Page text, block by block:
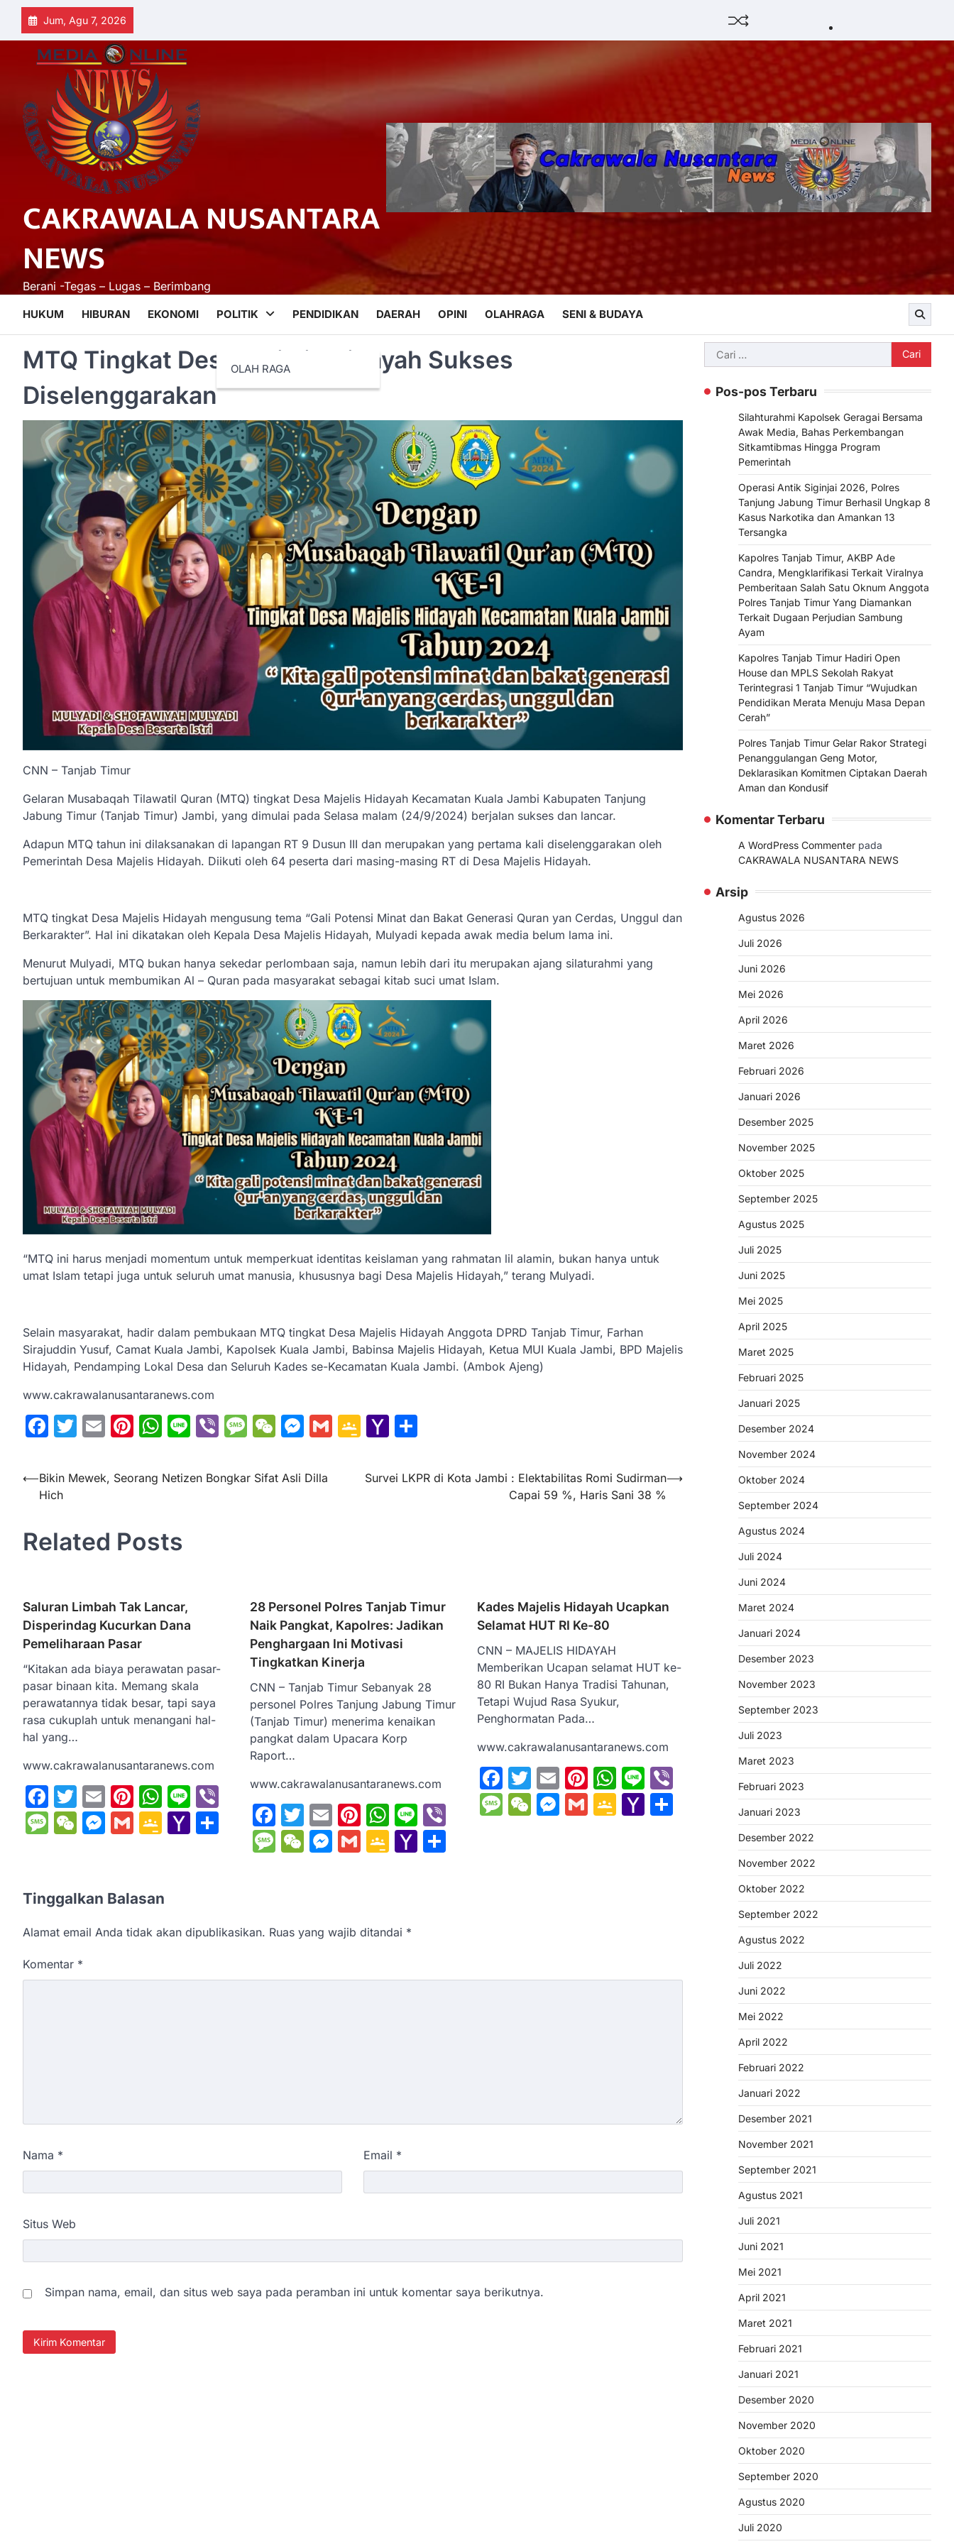
Skip
content
Jum, Agu 7, 2026
RAGA
CAKRAWALA NUSANTARA
NEWS
Berani -Tegas – Lugas – Berimbang
HUKUM HIBURAN EKONOMI POLITIK
OLAH RAGA
PENDIDIKAN DAERAH OPINI OLAHRAGA SENI & BUDAYA
MTQ Tingkat Desa Majelis Hidayah Sukses
Diselenggarakan
CNN – Tanjab Timur
Gelaran Musabaqah Tilawatil Quran (MTQ) tingkat Desa Majelis Hidayah Kecamatan Kuala Jambi Kabupaten Tanjung
Jabung Timur (Tanjab Timur) Jambi, yang dimulai pada Selasa malam (24/9/2024) berjalan sukses dan lancar.
Adapun MTQ tahun ini dilaksanakan di lapangan RT 9 Dusun III dan merupakan yang pertama kali diselenggarakan oleh
Pemerintah Desa Majelis Hidayah. Diikuti oleh 64 peserta dari masing-masing RT di Desa Majelis Hidayah.
MTQ tingkat Desa Majelis Hidayah mengusung tema “Gali Potensi Minat dan Bakat Generasi Quran yan Cerdas, Unggul dan
Berkarakter”. Hal ini dikatakan oleh Kepala Desa Majelis Hidayah, Mulyadi kepada awak media belum lama ini.
Menurut Mulyadi, MTQ bukan hanya sekedar perlombaan saja, namun lebih dari itu merupakan ajang silaturahmi yang
bertujuan untuk membumikan Al – Quran pada masyarakat sebagai kitab suci umat Islam.
“MTQ ini harus menjadi momentum untuk memperkuat identitas keislaman yang rahmatan lil alamin, bukan hanya untuk
umat Islam tetapi juga untuk seluruh umat manusia, khususnya bagi Desa Majelis Hidayah,” terang Mulyadi.
Selain masyarakat, hadir dalam pembukaan MTQ tingkat Desa Majelis Hidayah Anggota DPRD Tanjab Timur, Farhan
Sirajuddin Yusuf, Camat Kuala Jambi, Kapolsek Kuala Jambi, Babinsa Majelis Hidayah, Ketua MUI Kuala Jambi, BPD Majelis
Hidayah, Pendamping Lokal Desa dan Seluruh Kades se-Kecamatan Kuala Jambi. (Ambok Ajeng)
www.cakrawalanusantaranews.com
Facebook
Twitter
EmailPinterest
WhatsApp
LineViberMessage
WeChat
Messenger
GmailGoogle
Yahoo
Navigasi
pos
⟵Bikin Mewek, Seorang Netizen Bongkar Sifat Asli Dilla
Hich
Survei LKPR di Kota Jambi : Elektabilitas Romi Sudirman
Capai 59 %, Haris Sani 38 %
⟶
Related Posts
Saluran Limbah Tak Lancar,
Disperindag Kucurkan Dana
Pemeliharaan Pasar
“Kitakan ada biaya perawatan pasar-
pasar binaan kita. Memang skala
perawatannya tidak besar, tapi saya
rasa cukuplah untuk menangani hal-
hal yang…
www.cakrawalanusantaranews.com
Facebook
Twitter
EmailPinterest
WhatsApp
Line Viber
Message
WeChat
Messenger
GmailGoogle
Classroom
Yahoo
Share
28 Personel Polres Tanjab Timur
Naik Pangkat, Kapolres: Jadikan
Penghargaan Ini Motivasi
Tingkatkan Kinerja
CNN – Tanjab Timur Sebanyak 28
personel Polres Tanjung Jabung Timur
(Tanjab Timur) menerima kenaikan
pangkat dalam Upacara Korp
Raport…
www.cakrawalanusantaranews.com
Facebook
Twitter
EmailPinterest
WhatsApp
Line Viber
Message
WeChat
Messenger
GmailGoogle
Yahoo
Kades Majelis Hidayah Ucapkan
Selamat HUT RI Ke-80
CNN – MAJELIS HIDAYAH
Memberikan Ucapan selamat HUT ke-
80 RI Bukan Hanya Tradisi Tahunan,
Tetapi Wujud Rasa Syukur,
Penghormatan Pada…
www.cakrawalanusantaranews.com
Facebook
Twitter
EmailPinterest
WhatsApp
Line
Message
WeChat
Messenger
GmailGoogle
Yahoo
Tinggalkan Balasan
Alamat email Anda tidak akan dipublikasikan. Ruas yang wajib ditandai *
Komentar *
Nama * Email *
Situs Web
Simpan nama, email, dan situs web saya pada peramban ini untuk komentar saya berikutnya.
Cari
untuk:
Pos-pos Terbaru
Silahturahmi Kapolsek Geragai Bersama
Awak Media, Bahas Perkembangan
Sitkamtibmas Hingga Program
Pemerintah
Operasi Antik Siginjai 2026, Polres
Tanjung Jabung Timur Berhasil Ungkap 8
Kasus Narkotika dan Amankan 13
Tersangka
Kapolres Tanjab Timur, AKBP Ade
Candra, Mengklarifikasi Terkait Viralnya
Pemberitaan Salah Satu Oknum Anggota
Polres Tanjab Timur Yang Diamankan
Terkait Dugaan Perjudian Sambung
Ayam
Kapolres Tanjab Timur Hadiri Open
House dan MPLS Sekolah Rakyat
Terintegrasi 1 Tanjab Timur “Wujudkan
Pendidikan Merata Menuju Masa Depan
Cerah”
Polres Tanjab Timur Gelar Rakor Strategi
Penanggulangan Geng Motor,
Deklarasikan Komitmen Ciptakan Daerah
Aman dan Kondusif
Komentar Terbaru
A WordPress Commenter pada
CAKRAWALA NUSANTARA NEWS
Arsip
Agustus 2026
Juli 2026
Juni 2026
Mei 2026
April 2026
Maret 2026
Februari 2026
Januari 2026
Desember 2025
November 2025
Oktober 2025
September 2025
Agustus 2025
Juli 2025
Juni 2025
Mei 2025
April 2025
Maret 2025
Februari 2025
Januari 2025
Desember 2024
November 2024
Oktober 2024
September 2024
Agustus 2024
Juli 2024
Juni 2024
Maret 2024
Januari 2024
Desember 2023
November 2023
September 2023
Juli 2023
Maret 2023
Februari 2023
Januari 2023
Desember 2022
November 2022
Oktober 2022
September 2022
Agustus 2022
Juli 2022
Juni 2022
Mei 2022
April 2022
Februari 2022
Januari 2022
Desember 2021
November 2021
September 2021
Agustus 2021
Juli 2021
Juni 2021
Mei 2021
April 2021
Maret 2021
Februari 2021
Januari 2021
Desember 2020
November 2020
Oktober 2020
September 2020
Agustus 2020
Juli 2020